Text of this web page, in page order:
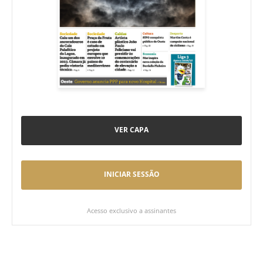
VER CAPA
INICIAR SESSÃO
Acesso exclusivo a assinantes